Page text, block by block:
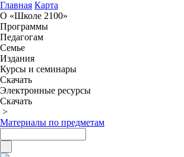
Главная Карта
О «Школе 2100»
Программы
Педагогам
Семье
Издания
Курсы и семинары
Скачать
Электронные ресурсы
Скачать
>
Материалы по предметам